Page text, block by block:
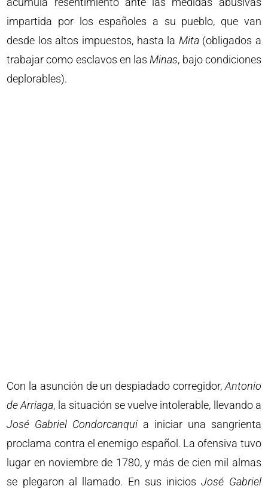
impartida por los españoles a su pueblo, que van
desde los altos impuestos, hasta la Mita(obligados a
trabajar como esclavos en lasMinas, bajo condiciones
deplorables).
Con la asunción de un despiadado corregidor,Antonio
de Arriaga, la situación se vuelve intolerable, llevando a
José Gabriel Condorcanqui a iniciar una sangrienta
proclama contra el enemigo español. La ofensiva tuvo
lugar en noviembre de 1780, y más de cien mil almas
se plegaron al llamado. En sus iniciosJosé Gabriel